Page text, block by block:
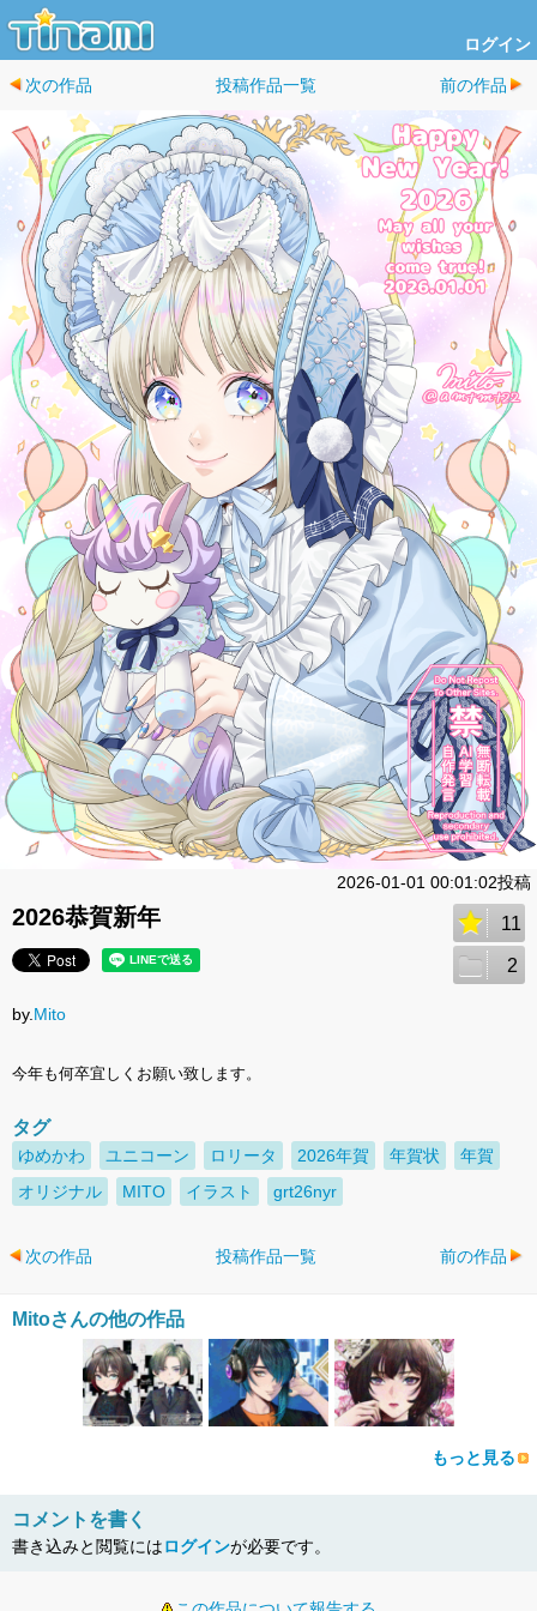
ログイン
次の作品 投稿作品一覧 前の作品
2026-01-01 00:01:02投稿
2026恭賀新年 11
2
by. Mito
今年も何卒宜しくお願い致します。
タグ
ゆめかわ ユニコーン ロリータ 2026年賀 年賀状
年賀
オリジナル
MITO イラスト grt26nyr
次の作品 投稿作品一覧 前の作品
Mitoさんの他の作品
もっと見る
コメントを書く
書き込みと閲覧にはログインが必要です。